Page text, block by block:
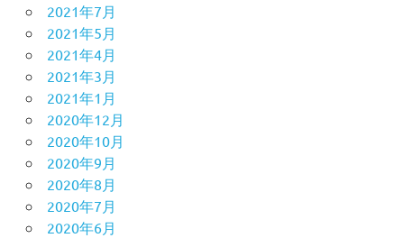
2021年7月
2021年5月
2021年4月
2021年3月
2021年1月
2020年12月
2020年10月
2020年9月
2020年8月
2020年7月
2020年6月